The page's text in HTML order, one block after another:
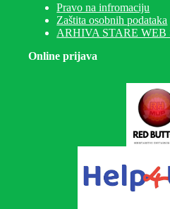
Pravo na infromaciju
Zaštita osobnih podataka
ARHIVA STARE
Online prijava